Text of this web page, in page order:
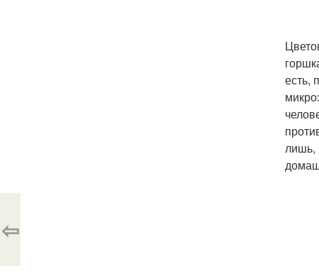
есть,
лишь,
⇦